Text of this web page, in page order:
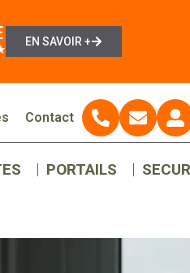
EN SAVOIR +
Contact
PORTAILS